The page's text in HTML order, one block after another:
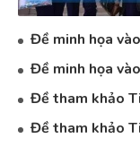
Đề minh họa
Đề minh họa
Đề tham khảo
Đề tham khảo